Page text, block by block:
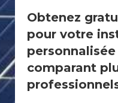
Obtenez
pour votre
comparant